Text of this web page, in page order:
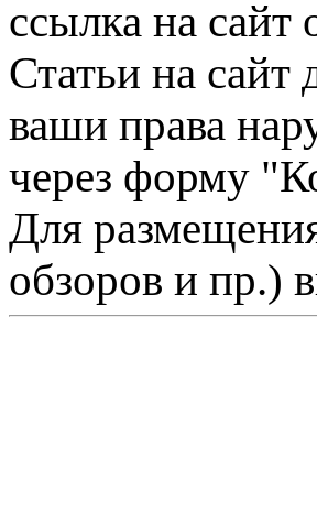
ссылка на сайт
Статьи на
ваши права
через форму
Для
обзоров и пр.)